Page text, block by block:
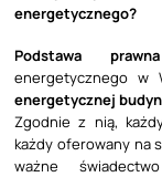
energetycznego?
Podstawa prawna
energetycznego w
energetycznej
Zgodnie z nią,
każdy oferowany na
ważne